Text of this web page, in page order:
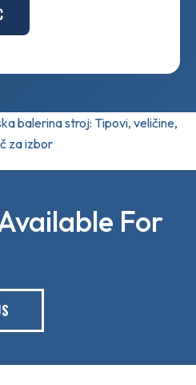
balerina stroj: Tipovi, veličine,
za izbor
For